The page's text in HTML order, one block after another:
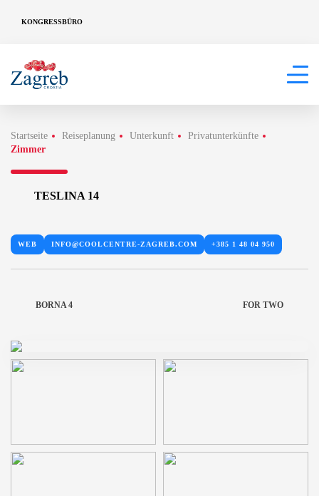
KONGRESSBÜRO
Startseite Reiseplanung Unterkunft
Privatunterkünfte
Zimmer
TESLINA 14
WEB INFO@COOLCENTRE-ZAGREB.COM +385 1 48 04 950
BORNA 4 FOR TWO